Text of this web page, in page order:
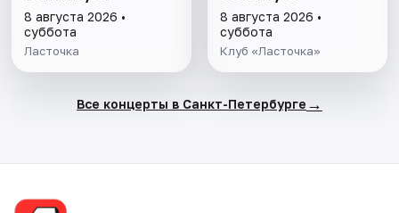
8 августа 2026 •
суббота
Ласточка
8 августа 2026 •
суббота
Клуб «Ласточка»
Все концерты в Санкт-Петербурге →